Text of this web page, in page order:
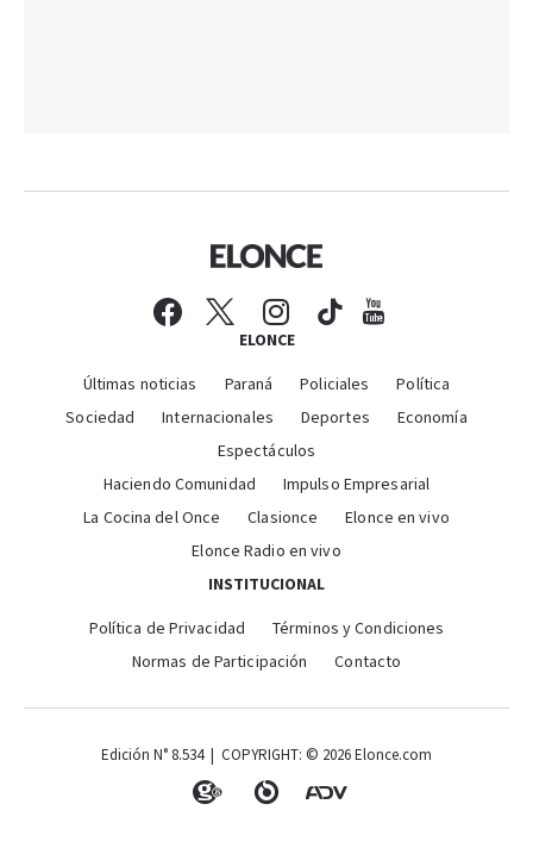
ELONCE
Últimas noticias Paraná Policiales
Política
Sociedad
Internacionales Deportes
Economía
Espectáculos
Haciendo Comunidad
Impulso Empresarial
La Cocina del Once
Clasionce
Elonce en vivo
Elonce Radio en vivo
INSTITUCIONAL
Política de Privacidad
Términos y Condiciones
Normas de Participación
Contacto
Edición N° 8.534 | COPYRIGHT: © 2026 Elonce.com